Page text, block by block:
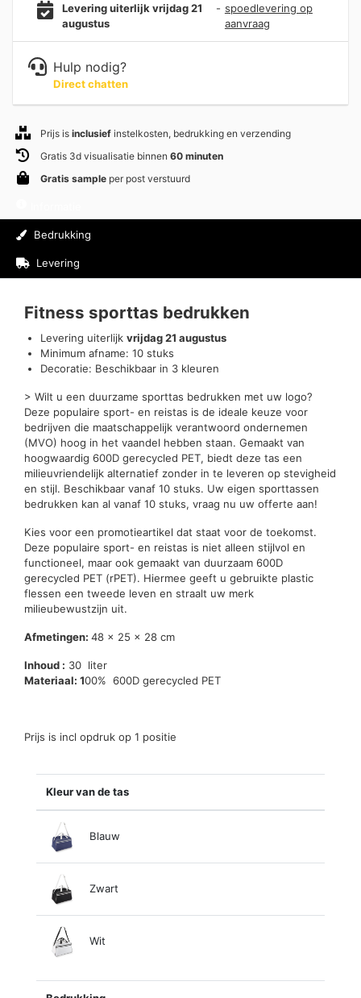
Levering uiterlijk vrijdag 21
augustus
- spoedlevering op
aanvraag
Hulp nodig?
Direct chatten
Prijs is inclusief instelkosten, bedrukking en verzending
Gratis 3d visualisatie binnen 60 minuten
Gratis sample per post verstuurd
Bedrukking
Levering
Fitness sporttas bedrukken
Levering uiterlijk vrijdag 21 augustus
Minimum afname: 10 stuks
Decoratie: Beschikbaar in 3 kleuren
> Wilt u een duurzame sporttas bedrukken met uw logo?
Deze populaire sport- en reistas is de ideale keuze voor
bedrijven die maatschappelijk verantwoord ondernemen
(MVO) hoog in het vaandel hebben staan. Gemaakt van
hoogwaardig 600D gerecycled PET, biedt deze tas een
milieuvriendelijk alternatief zonder in te leveren op stevigheid
en stijl. Beschikbaar vanaf 10 stuks. Uw eigen sporttassen
bedrukken kan al vanaf 10 stuks, vraag nu uw offerte aan!
Kies voor een promotieartikel dat staat voor de toekomst.
Deze populaire sport- en reistas is niet alleen stijlvol en
functioneel, maar ook gemaakt van duurzaam 600D
gerecycled PET (rPET). Hiermee geeft u gebruikte plastic
flessen een tweede leven en straalt uw merk
milieubewustzijn uit.
Afmetingen: 48 x 25 x 28 cm
Inhoud : 30 liter
Materiaal: 100% 600D gerecycled PET
Prijs is incl opdruk op 1 positie
Kleur van de tas
Blauw
Zwart
Wit